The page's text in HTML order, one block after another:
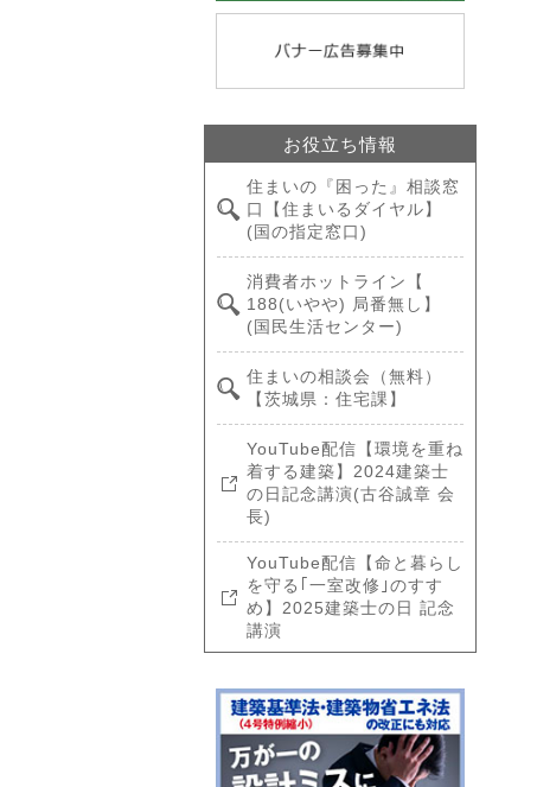
お役立ち情報
住まいの『困った』相談窓
口【住まいるダイヤル】
(国の指定窓口)
消費者ホットライン【
188(いやや) 局番無し】
(国民生活センター)
住まいの相談会（無料）
【茨城県：住宅課】
YouTube配信【環境を重ね
着する建築】2024建築士
の日記念講演(古谷誠章 会
長)
YouTube配信【命と暮らし
を守る｢一室改修｣のすす
め】2025建築士の日 記念
講演